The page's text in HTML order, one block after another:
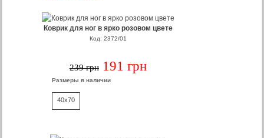
Коврик для ног в ярко розовом цвете
Код: 2372/01
239 грн 191 грн
Размеры в наличии
40x70